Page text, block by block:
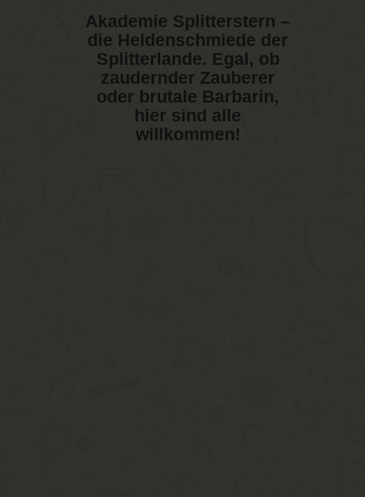
Akademie Splitterstern –
die Heldenschmiede der
Splitterlande. Egal, ob
zaudernder Zauberer
oder brutale Barbarin,
hier sind alle
willkommen!